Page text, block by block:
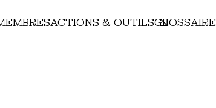
ACTIONS & OUTILSGLOSSAIRE